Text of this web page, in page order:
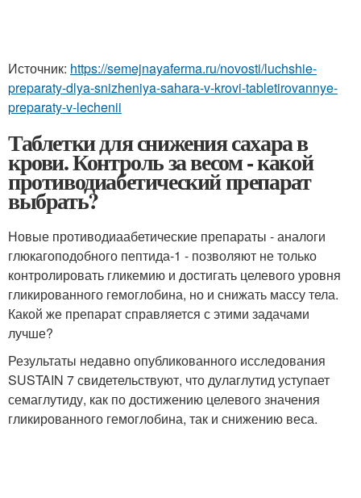
Источник: https://semejnayaferma.ru/novosti/luchshie-
preparaty-dlya-snizheniya-sahara-v-krovi-tabletirovannye-
preparaty-v-lechenii
Таблетки для снижения сахара в
крови. Контроль за весом - какой
противодиабетический препарат
выбрать?
Новые противодиаабетические препараты - аналоги
глюкагоподобного пептида-1 - позволяют не только
контролировать гликемию и достигать целевого уровня
гликированного гемоглобина, но и снижать массу тела.
Какой же препарат справляется с этими задачами
лучше?
Результаты недавно опубликованного исследования
SUSTAIN 7 свидетельствуют, что дулаглутид уступает
семаглутиду, как по достижению целевого значения
гликированного гемоглобина, так и снижению веса.